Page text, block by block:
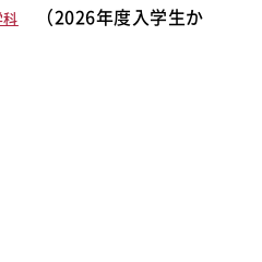
（2026年度入学生か